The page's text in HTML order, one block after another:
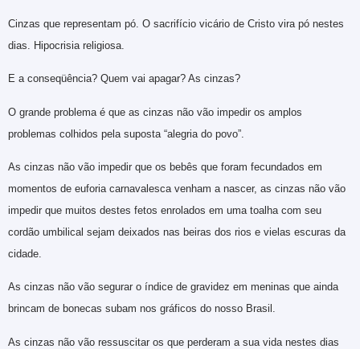
Cinzas que representam pó. O sacrifício vicário de Cristo vira pó nestes
dias. Hipocrisia religiosa.
E a conseqüência? Quem vai apagar? As cinzas?
O grande problema é que as cinzas não vão impedir os amplos
problemas colhidos pela suposta “alegria do povo”.
As cinzas não vão impedir que os bebês que foram fecundados em
momentos de euforia carnavalesca venham a nascer, as cinzas não vão
impedir que muitos destes fetos enrolados em uma toalha com seu
cordão umbilical sejam deixados nas beiras dos rios e vielas escuras da
cidade.
As cinzas não vão segurar o índice de gravidez em meninas que ainda
brincam de bonecas subam nos gráficos do nosso Brasil.
As cinzas não vão ressuscitar os que perderam a sua vida nestes dias